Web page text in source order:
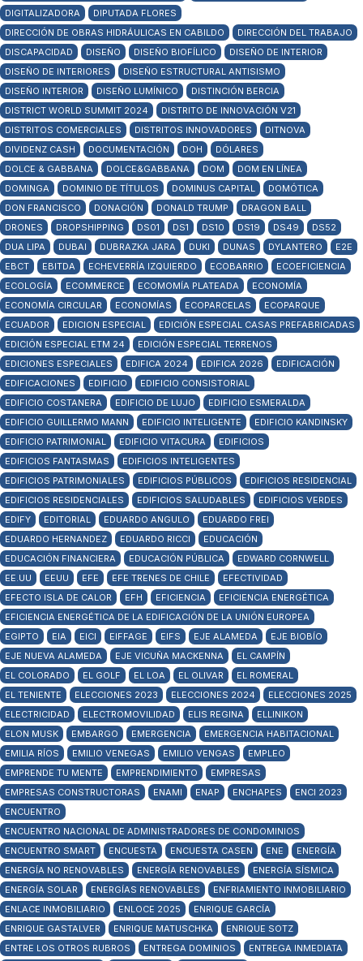
DIGITALIZADORA
DIPUTADA FLORES
DIRECCIÓN DE OBRAS HIDRÁULICAS EN CABILDO
DIRECCIÓN DEL TRABAJO
DISCAPACIDAD
DISEÑO DISEÑO BIOFÍLICO
DISEÑO DE INTERIOR
DISEÑO DE INTERIORES
DISEÑO ESTRUCTURAL ANTISISMO
DISEÑO INTERIOR
DISEÑO LUMÍNICO
DISTINCIÓN BERCIA
DISTRICT WORLD SUMMIT 2024
DISTRITO DE INNOVACIÓN V21
DISTRITOS COMERCIALES
DISTRITOS INNOVADORES
DITNOVA
DIVIDENZ CASH
DOCUMENTACIÓN DOH
DÓLARES
DOLCE & GABBANA
DOLCE&GABBANA DOM
DOM EN LÍNEA
DOMINGA
DOMINIO DE TÍTULOS DOMINUS CAPITAL
DOMÓTICA
DON FRANCISCO
DONACIÓN DONALD TRUMP
DRAGON BALL
DRONES
DROPSHIPPING DS01 DS1 DS10 DS19 DS49
DS52
DUA LIPA
DUBAI DUBRAZKA JARA DUKI DUNAS DYLANTERO
E2E
EBCT
EBITDA ECHEVERRÍA IZQUIERDO ECOBARRIO
ECOEFICIENCIA
ECOLOGÍA
ECOMMERCE ECOMOMÍA PLATEADA
ECONOMÍA
ECONOMÍA CIRCULAR
ECONOMÍAS ECOPARCELAS
ECOPARQUE
ECUADOR
EDICION ESPECIAL
EDICIÓN ESPECIAL CASAS PREFABRICADAS
EDICIÓN ESPECIAL ETM 24
EDICIÓN ESPECIAL TERRENOS
EDICIONES ESPECIALES
EDIFICA 2024 EDIFICA 2026
EDIFICACIÓN
EDIFICACIONES
EDIFICIO
EDIFICIO CONSISTORIAL
EDIFICIO COSTANERA
EDIFICIO DE LUJO
EDIFICIO ESMERALDA
EDIFICIO GUILLERMO MANN
EDIFICIO INTELIGENTE
EDIFICIO KANDINSKY
EDIFICIO PATRIMONIAL
EDIFICIO VITACURA
EDIFICIOS
EDIFICIOS FANTASMAS
EDIFICIOS INTELIGENTES
EDIFICIOS PATRIMONIALES
EDIFICIOS PÚBLICOS
EDIFICIOS RESIDENCIAL
EDIFICIOS RESIDENCIALES
EDIFICIOS SALUDABLES
EDIFICIOS VERDES
EDIFY
EDITORIAL EDUARDO ANGULO
EDUARDO FREI
EDUARDO HERNANDEZ
EDUARDO RICCI
EDUCACIÓN
EDUCACIÓN FINANCIERA
EDUCACIÓN PÚBLICA
EDWARD CORNWELL
EE.UU
EEUU EFE EFE TRENES DE CHILE
EFECTIVIDAD
EFECTO ISLA DE CALOR
EFH EFICIENCIA
EFICIENCIA ENERGÉTICA
EFICIENCIA ENERGÉTICA DE LA EDIFICACIÓN DE LA UNIÓN EUROPEA
EGIPTO
EIA EICI EIFFAGE EIFS EJE ALAMEDA
EJE BIOBÍO
EJE NUEVA ALAMEDA
EJE VICUÑA MACKENNA
EL CAMPÍN
EL COLORADO
EL GOLF EL LOA EL OLIVAR
EL ROMERAL
EL TENIENTE
ELECCIONES 2023 ELECCIONES 2024
ELECCIONES 2025
ELECTRICIDAD
ELECTROMOVILIDAD ELIS REGINA
ELLINIKON
ELON MUSK
EMBARGO EMERGENCIA
EMERGENCIA HABITACIONAL
EMILIA RÍOS
EMILIO VENEGAS EMILIO VENGAS
EMPLEO
EMPRENDE TU MENTE
EMPRENDIMIENTO
EMPRESAS
EMPRESAS CONSTRUCTORAS
ENAMI ENAP ENCHAPES
ENCI 2023
ENCUENTRO
ENCUENTRO NACIONAL DE ADMINISTRADORES DE CONDOMINIOS
ENCUENTRO SMART
ENCUESTA ENCUESTA CASEN ENE
ENERGÍA
ENERGÍA NO RENOVABLES
ENERGÍA RENOVABLES
ENERGÍA SÍSMICA
ENERGÍA SOLAR
ENERGÍAS RENOVABLES
ENFRIAMIENTO INMOBILIARIO
ENLACE INMOBILIARIO
ENLOCE 2025
ENRIQUE GARCÍA
ENRIQUE GASTALVER
ENRIQUE MATUSCHKA
ENRIQUE SOTZ
ENTRE LOS OTROS RUBROS
ENTREGA DOMINIOS
ENTREGA INMEDIATA